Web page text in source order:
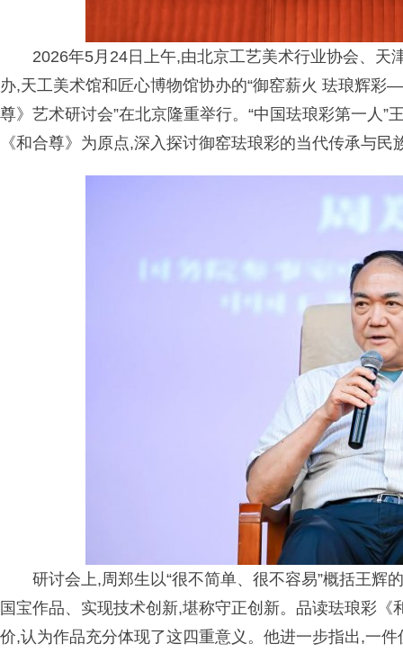
2026年5月24日上午,由北京工艺美术行业协会、
办,天工美术馆和匠心博物馆协办的“御窑薪火 珐琅辉
尊》艺术研讨会”在北京隆重举行。“中国珐琅彩第一人
《和合尊》为原点,深入探讨御窑珐琅彩的当代传承与民
研讨会上,周郑生以“很不简单、很不容易”概括王辉
国宝作品、实现技术创新,堪称守正创新。品读珐琅彩《
价,认为作品充分体现了这四重意义。他进一步指出,一